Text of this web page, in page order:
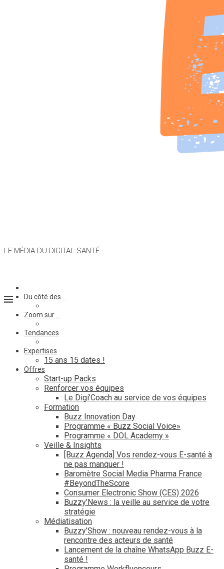
LE MÉDIA DU DIGITAL SANTÉ
Du côté des …
Zoom sur …
Tendances
Expertises
15 ans 15 dates !
Offres
Start-up Packs
Renforcer vos équipes
Le Digi’Coach au service de vos équipes
Formation
Buzz Innovation Day
Programme « Buzz Social Voice»
Programme « DOL Academy »
Veille & Insights
[Buzz Agenda] Vos rendez-vous E-santé à
ne pas manquer !
Baromètre Social Media Pharma France
#BeyondTheScore
Consumer Electronic Show (CES) 2026
Buzzy’News : la veille au service de votre
stratégie
Médiatisation
Buzzy’Show : nouveau rendez-vous à la
rencontre des acteurs de santé
Lancement de la chaîne WhatsApp Buzz E-
santé !